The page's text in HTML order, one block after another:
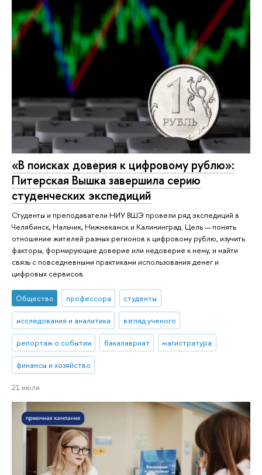
«В поисках доверия к цифровому рублю»:
Питерская Вышка завершила серию
студенческих экспедиций
Студенты и преподаватели НИУ ВШЭ провели ряд экспедиций в
Челябинск, Нальчик, Нижнекамск и Калининград. Цель — понять
отношение жителей разных регионов к цифровому рублю, изучить
факторы, формирующие доверие или недоверие к нему, и найти
связь с повседневными практиками использования денег и
цифровых сервисов.
Общество профессора студенты
исследования и аналитика взгляд ученого
репортаж о событии бакалавриат магистратура
финансы и хозяйство
21 июля